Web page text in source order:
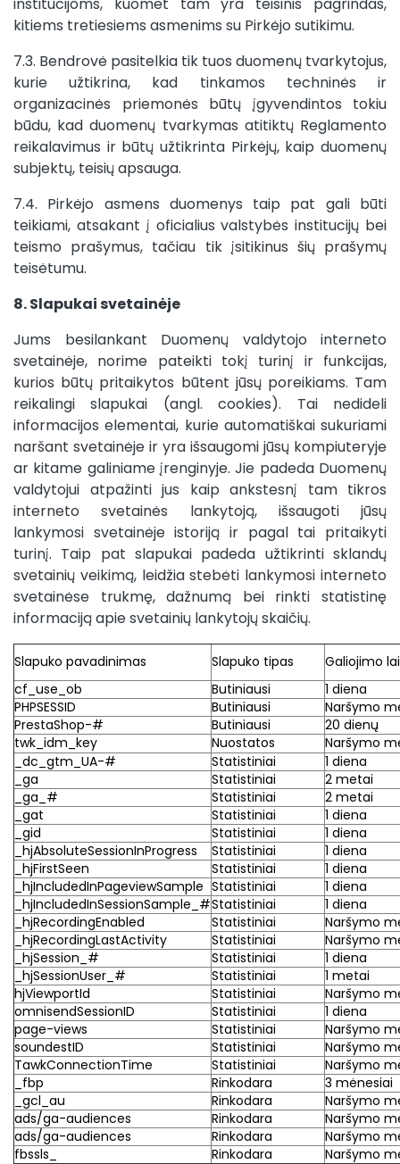
kitiems tretiesiems asmenims su Pirkėjo sutikimu.
7.3. Bendrovė pasitelkia tik tuos duomenų tvarkytojus,
kurie užtikrina, kad tinkamos techninės ir
organizacinės priemonės būtų įgyvendintos tokiu
būdu, kad duomenų tvarkymas atitiktų Reglamento
reikalavimus ir būtų užtikrinta Pirkėjų, kaip duomenų
subjektų, teisių apsauga.
7.4. Pirkėjo asmens duomenys taip pat gali būti
teikiami, atsakant į oficialius valstybės institucijų bei
teismo prašymus, tačiau tik įsitikinus šių prašymų
teisėtumu.
8. Slapukai svetainėje
Jums besilankant Duomenų valdytojo interneto
svetainėje, norime pateikti tokį turinį ir funkcijas,
kurios būtų pritaikytos būtent jūsų poreikiams. Tam
reikalingi slapukai (angl. cookies). Tai nedideli
informacijos elementai, kurie automatiškai sukuriami
naršant svetainėje ir yra išsaugomi jūsų kompiuteryje
ar kitame galiniame įrenginyje. Jie padeda Duomenų
valdytojui atpažinti jus kaip ankstesnį tam tikros
interneto svetainės lankytoją, išsaugoti jūsų
lankymosi svetainėje istoriją ir pagal tai pritaikyti
turinį. Taip pat slapukai padeda užtikrinti sklandų
svetainių veikimą, leidžia stebėti lankymosi interneto
svetainėse trukmę, dažnumą bei rinkti statistinę
informaciją apie svetainių lankytojų skaičių.
Slapuko pavadinimas Slapuko tipas
Galiojimo
cf_use_ob
Butiniausi
1 diena
PHPSESSID
Butiniausi
Naršymo
PrestaShop-#
Butiniausi
20 dienų
twk_idm_key
Nuostatos
Naršymo
_dc_gtm_UA-#
Statistiniai
1 diena
_ga
Statistiniai
2 metai
_ga_#
Statistiniai
2 metai
_gat
Statistiniai
1 diena
_gid
Statistiniai
1 diena
_hjAbsoluteSessionInProgress
Statistiniai
1 diena
_hjFirstSeen
Statistiniai
1 diena
_hjIncludedInPageviewSample Statistiniai
1 diena
_hjIncludedInSessionSample_#Statistiniai
1 diena
_hjRecordingEnabled
Statistiniai
Naršymo
_hjRecordingLastActivity
Statistiniai
Naršymo
_hjSession_#
Statistiniai
1 diena
_hjSessionUser_#
Statistiniai
1 metai
hjViewportId
Statistiniai
Naršymo
omnisendSessionID
Statistiniai
1 diena
page-views
Statistiniai
Naršymo
soundestID
Statistiniai
Naršymo
TawkConnectionTime
Statistiniai
Naršymo
_fbp
Rinkodara
3 mėnesiai
_gcl_au
Rinkodara
Naršymo
ads/ga-audiences
Rinkodara
Naršymo
ads/ga-audiences
Rinkodara
Naršymo
fbssls_
Rinkodara Naršymo